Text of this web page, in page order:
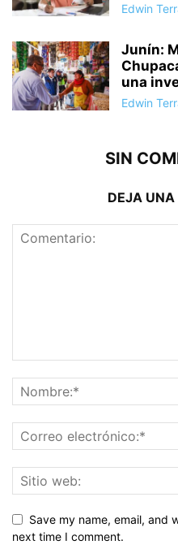
Edwin
Junín:
una
Edwin
SIN
DEJA UNA
Save my name, email, and
next time I comment.